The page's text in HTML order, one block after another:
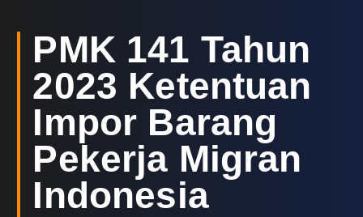
PMK 141 Tahun
2023 Ketentuan
Impor Barang
Pekerja Migran
Indonesia